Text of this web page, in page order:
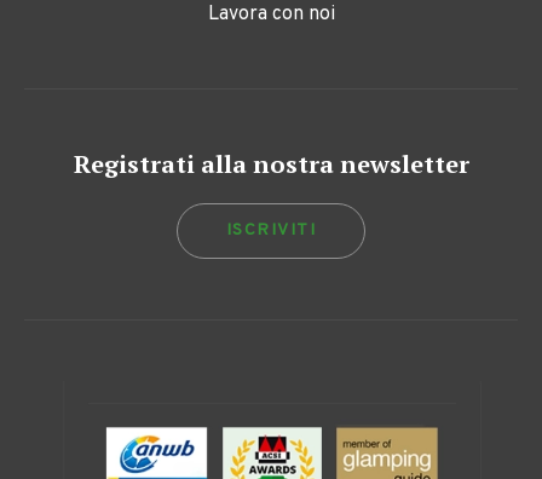
Lavora con noi
Registrati alla nostra newsletter
ISCRIVITI